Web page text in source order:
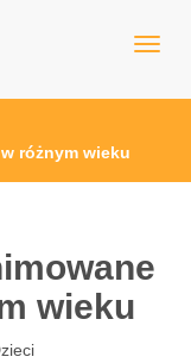
różnym wieku
wieku